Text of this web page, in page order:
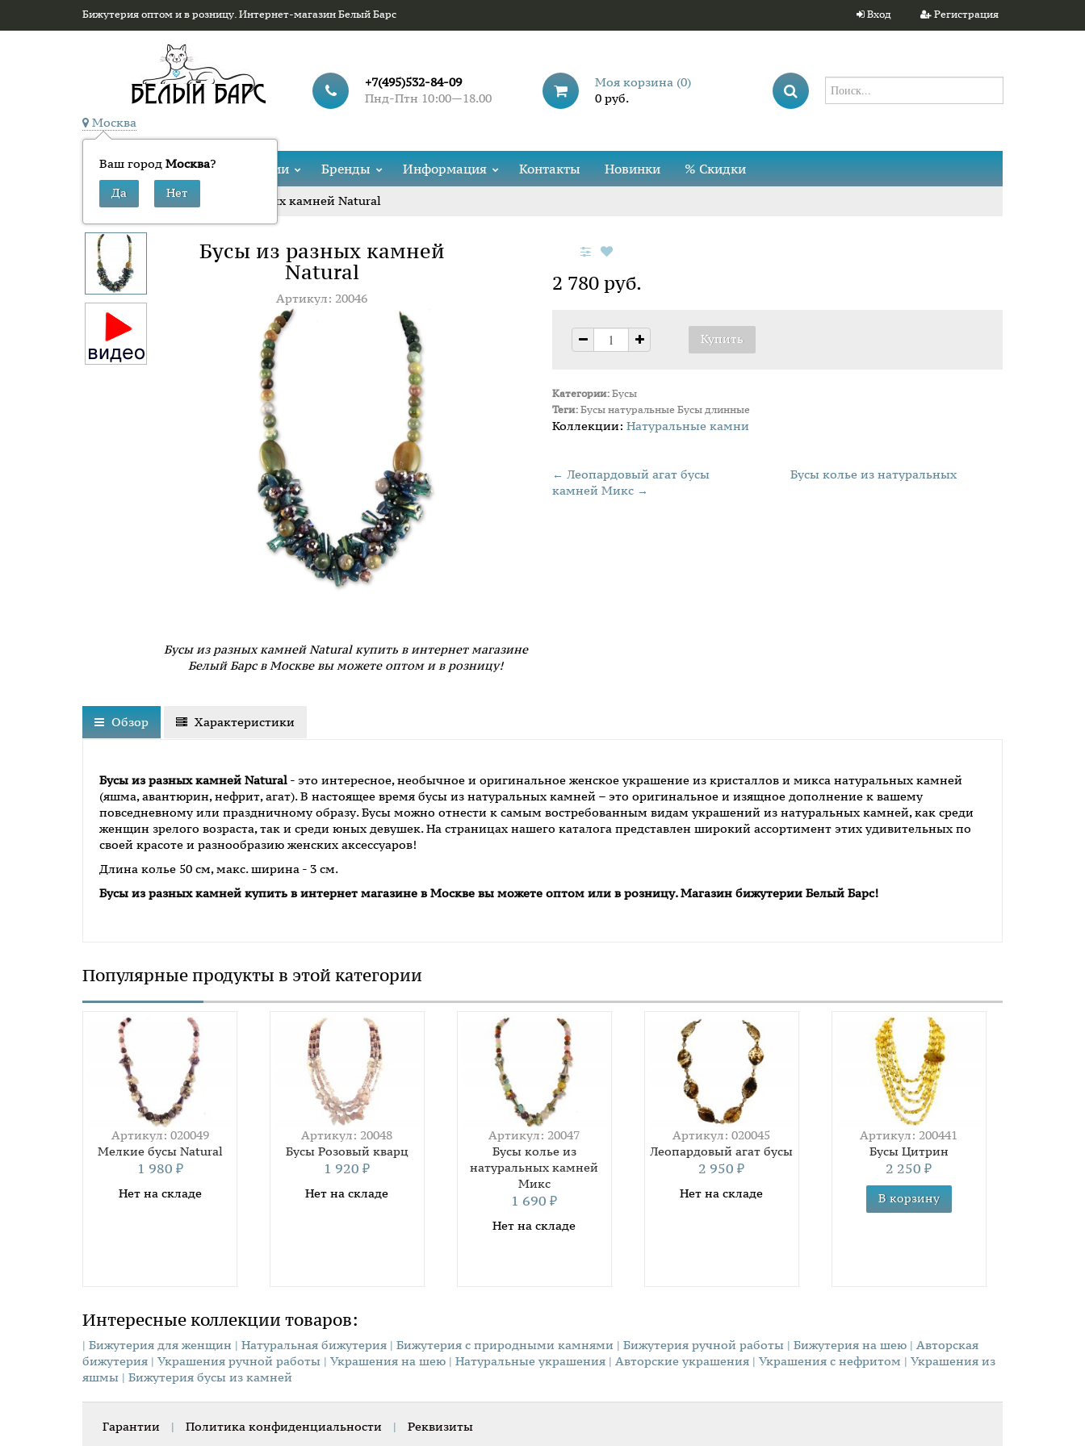
Бижутерия оптом и в розницу. Интернет-магазин Белый Барс Вход Регистрация
Москва
Ваш город Москва?
+7(495)532-84-09
Пнд-Птн 10:00—18.00
Моя корзина (0)
0 руб.
Каталог Коллекции Бренды Информация Контакты Новинки % Скидки
Главная Бусы» Бусы из разных камней Natural
Бусы из разных камней
Natural
Артикул: 20046
Бусы из разных камней Natural купить в интернет магазине
Белый Барс в Москве вы можете оптом и в розницу!
2 780 руб.
Категории:Бусы
Теги:Бусы натуральные Бусы длинные
Коллекции:Натуральные камни
← Леопардовый агат бусы
Бусы колье из натуральных
камней Микс →
Обзор Характеристики
Бусы из разных камней Natural - это интересное, необычное и оригинальное женское украшение из кристаллов и микса натуральных камней
(яшма, авантюрин, нефрит, агат). В настоящее время бусы из натуральных камней – это оригинальное и изящное дополнение к вашему
повседневному или праздничному образу. Бусы можно отнести к самым востребованным видам украшений из натуральных камней, как среди
женщин зрелого возраста, так и среди юных девушек. На страницах нашего каталога представлен широкий ассортимент этих удивительных по
своей красоте и разнообразию женских аксессуаров!
Длина колье 50 см, макс. ширина - 3 см.
Бусы из разных камней купить в интернет магазине в Москве вы можете оптом или в розницу. Магазин бижутерии Белый Барс!
Популярные продукты в этой категории
Артикул: 020049
Мелкие бусы Natural
1 980 ₽
Нет на складе
Артикул: 20048
Бусы Розовый кварц
1 920₽
Нет на складе
Артикул: 20047
Бусы колье из
натуральных камней
Микс
1 690₽
Нет на складе
Артикул: 020045
Леопардовый агат бусы
2 950₽
Нет на складе
Артикул: 200441
Бусы Цитрин
2 250₽
Интересные коллекции товаров:
| Бижутерия для женщин | Натуральная бижутерия | Бижутерия с природными камнями | Бижутерия ручной работы | Бижутерия на шею | Авторская
бижутерия | Украшения ручной работы | Украшения на шею | Натуральные украшения | Авторские украшения | Украшения с нефритом | Украшения из
яшмы | Бижутерия бусы из камней
Гарантии | Политика конфиденциальности | Реквизиты